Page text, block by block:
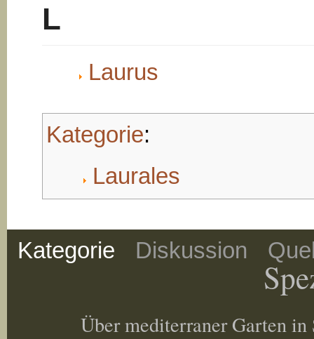
L
Laurus
Kategorie:
Laurales
Kategorie Diskussion
Über mediterraner Garten in